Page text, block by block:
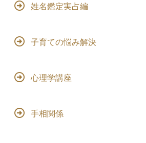
姓名鑑定実占編
子育ての悩み解決
心理学講座
手相関係